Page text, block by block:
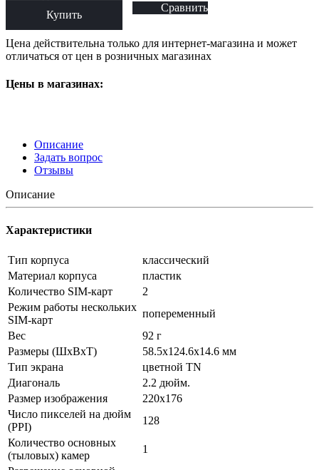
Купить
Сравнить
Цена действительна только для интернет-магазина и может
отличаться от цен в розничных магазинах
Цены в магазинах:
Описание
Задать вопрос
Отзывы
Описание
Характеристики
Тип корпуса
классический
Материал корпуса
пластик
Количество SIM-карт
2
Режим работы нескольких
SIM-карт
попеременный
Вес
92 г
Размеры (ШxВxТ)
58.5x124.6x14.6 мм
Тип экрана
цветной TN
Диагональ
2.2 дюйм.
Размер изображения
220x176
Число пикселей на дюйм
(PPI)
128
Количество основных
(тыловых) камер
1